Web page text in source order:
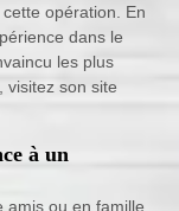
opération. En
dans le
les plus
visitez son site
à un
amis ou en famille